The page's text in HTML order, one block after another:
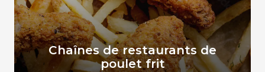
Chaînes de restaurants de
poulet frit